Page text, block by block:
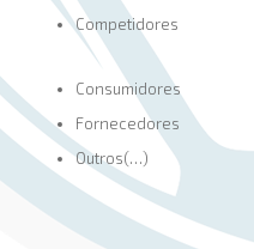
Competidores
Consumidores
Fornecedores
Outros(…)